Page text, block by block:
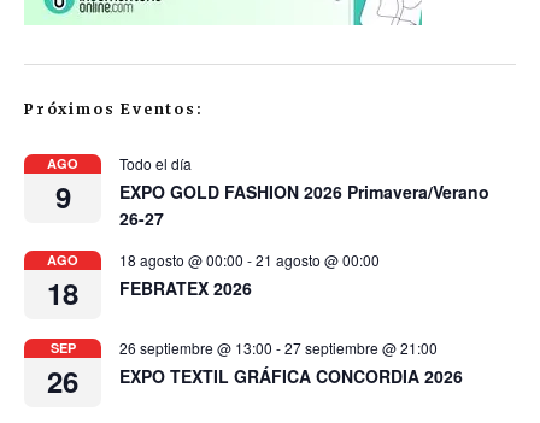
Próximos Eventos:
AGO
9
Todo el día
EXPO GOLD FASHION 2026 Primavera/Verano
26-27
AGO
18
18 agosto @ 00:00 -21 agosto @ 00:00
FEBRATEX 2026
SEP
26
26 septiembre @ 13:00 -27 septiembre @ 21:00
EXPO TEXTIL GRÁFICA CONCORDIA 2026